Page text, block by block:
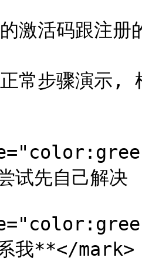
激活码跟注
常步骤演示,
尝试先自己
我**</mark>